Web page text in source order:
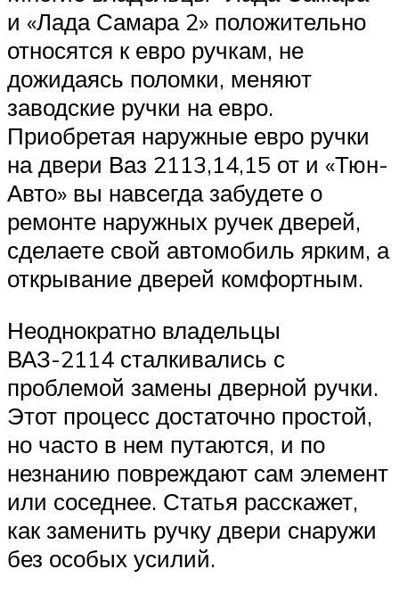
и «Лада Самара 2» положительно
относятся к евро ручкам, не
дожидаясь поломки, меняют
заводские ручки на евро.
Приобретая наружные евро ручки
на двери Ваз 2113,14,15 от и «Тюн-
Авто» вы навсегда забудете о
ремонте наружных ручек дверей,
сделаете свой автомобиль ярким, а
открывание дверей комфортным.
Неоднократно владельцы
ВАЗ-2114 сталкивались с
проблемой замены дверной ручки.
Этот процесс достаточно простой,
но часто в нем путаются, и по
незнанию повреждают сам элемент
или соседнее. Статья расскажет,
как заменить ручку двери снаружи
без особых усилий.